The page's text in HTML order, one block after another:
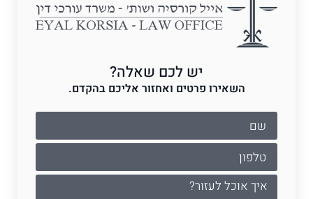
יש לכם שאלה?
השאירו פרטים ואחזור אליכם בהקדם.